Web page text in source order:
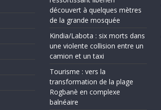
découvert à quelques mètres
de la grande mosquée
Kindia/Labota : six morts dans
une violente collision entre un
camion et un taxi
Tourisme : vers la
transformation de la plage
Rogbanè en complexe
balnéaire